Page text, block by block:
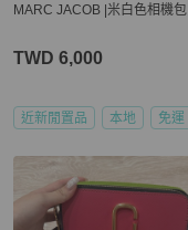
MARC JACOB |米白色相機包
TWD 6,000
近新閒置品 本地 免運